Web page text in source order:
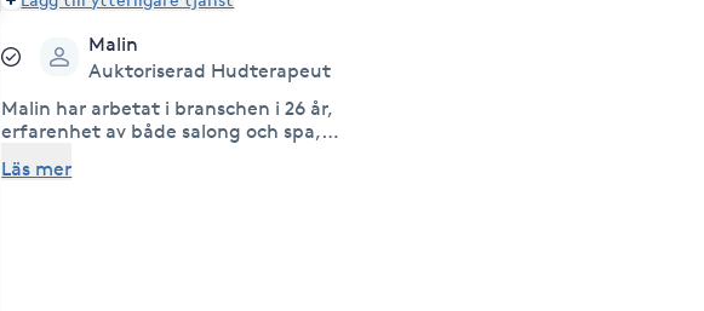
Malin
Auktoriserad Hudterapeut
Malin har arbetat i branschen i 26 år,
erfarenhet av både salong och spa,
avslappning och välmående går hand i
Läs mer